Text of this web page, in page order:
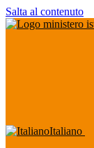
Salta al contenuto
Italiano